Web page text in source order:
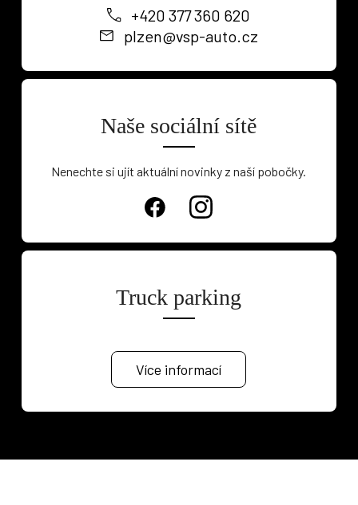
+420 377 360 620
plzen@vsp-auto.cz
Naše sociální sítě
Nenechte si ujít aktuální novinky z naší pobočky.
Truck parking
Více informací